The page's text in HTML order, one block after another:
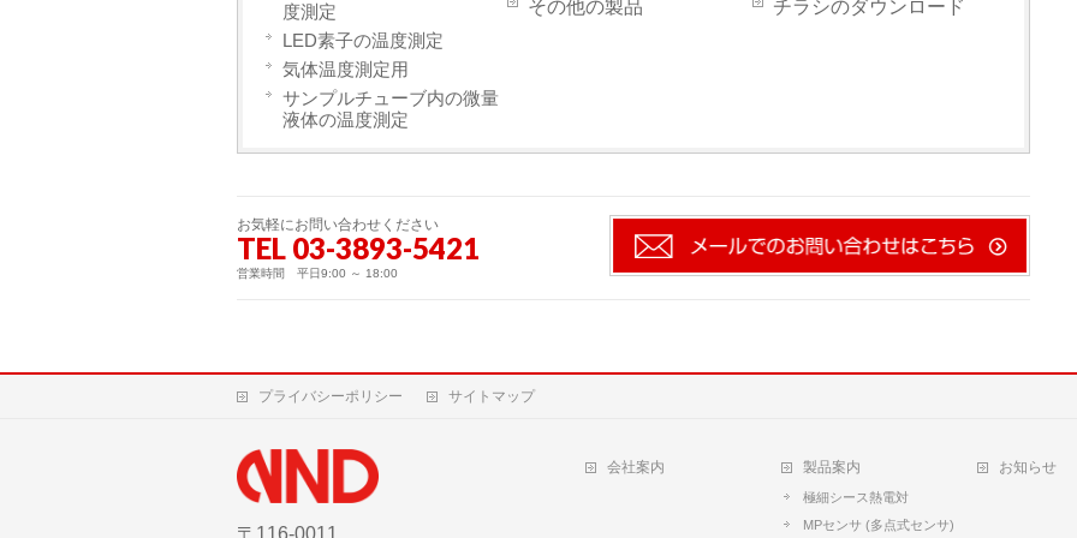
度測定
LED素子の温度測定
気体温度測定用
サンプルチューブ内の微量
液体の温度測定
その他の製品 チラシのダウンロード
お気軽にお問い合わせください
TEL 03-3893-5421
営業時間 平日9:00 ～ 18:00
プライバシーポリシー サイトマップ
〒116-0011
会社案内 製品案内
極細シース熱電対
MPセンサ (多点式センサ)
お知らせ